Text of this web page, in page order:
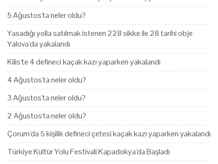
5 Ağustos'ta neler oldu?
Yasadığı yolla satılmak istenen 228 sikke ile 28 tarihi obje
Yalova'da yakalandı
Kilis'te 4 defineci kaçak kazı yaparken yakalandı
4 Ağustos'ta neler oldu?
3 Ağustos'ta neler oldu?
2 Ağustos'ta neler oldu?
Çorum'da 5 kişilik defineci çetesi kaçak kazı yaparken yakalandı
Türkiye Kültür Yolu Festivali Kapadokya'da Başladı